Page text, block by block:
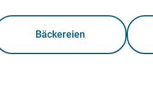
Bäckereien